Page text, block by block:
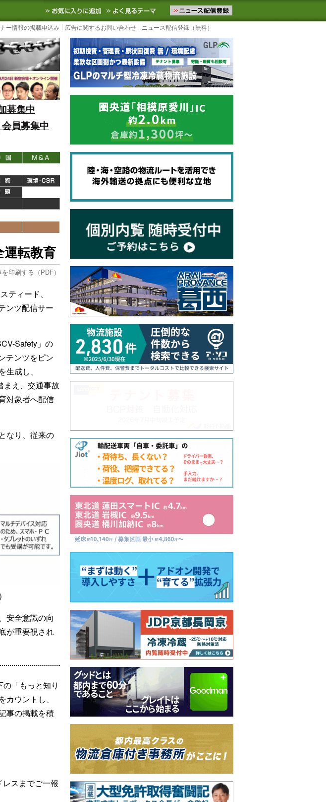
トなど国内外の最新の物流ニュースをお届けします。物流ニュースメール配信を登録す
お気に入りに追加 よく見るテーマ
ー情報の掲載申込み 広告に関するお問い合わせ ニュース配信登録（無料）
募集中
員募集中
転教育
印刷する（PDF）
ティード、
ンツ配信サー
Safety」の
テンツをピン
成し、
まえ、交通事故
対象者へ配信
なり、従来の
安全意識の向
が重要視され
「もっと知り
ウントし、
事の掲載を積
スまでご一報